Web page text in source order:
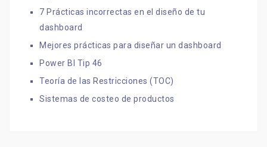
7 Prácticas incorrectas en el diseño de tu
dashboard
Mejores prácticas para diseñar un dashboard
Power BI Tip 46
Teoría de las Restricciones (TOC)
Sistemas de costeo de productos